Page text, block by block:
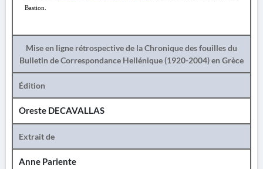
Bastion.
Mise en ligne rétrospective de la Chronique des fouilles du
Bulletin de Correspondance Hellénique (1920-2004) en Grèce
Édition
Oreste DECAVALLAS
Extrait de
Anne Pariente